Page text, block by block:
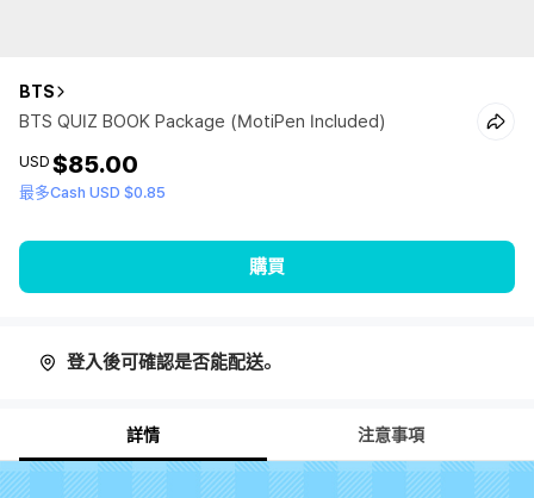
BTS
BTS QUIZ BOOK Package (MotiPen Included)
USD $85.00
最多Cash USD $0.85
購買
登入後可確認是否能配送。
詳情 注意事項